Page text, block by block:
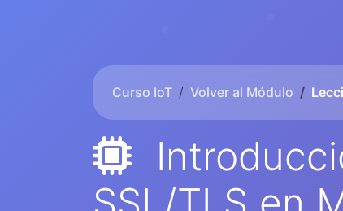
Curso IoT Volver al Módulo